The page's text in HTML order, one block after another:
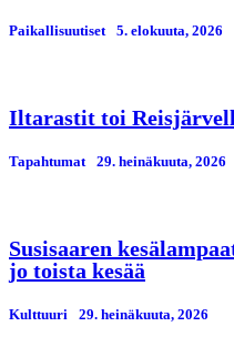
Paikallisuutiset 5. elokuuta, 2026
Iltarastit toi
Tapahtumat 29. heinäkuuta, 2026
Susisaaren
jo toista kesää
Kulttuuri 29. heinäkuuta, 2026